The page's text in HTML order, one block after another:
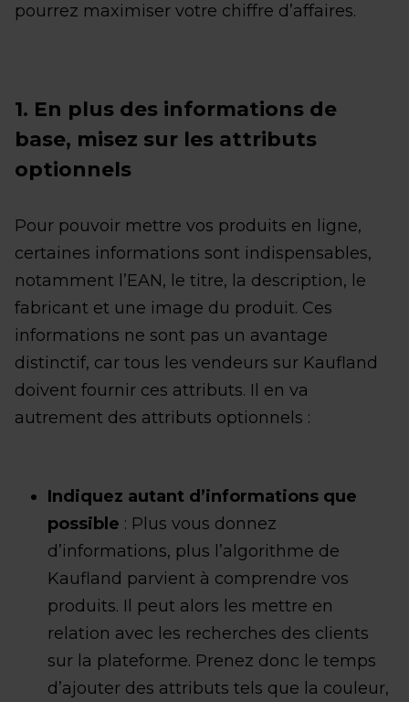
pourrez maximiser votre chiffre d’affaires.
1. En plus des informations de
base, misez sur les attributs
optionnels
Pour pouvoir mettre vos produits en ligne,
certaines informations sont indispensables,
notamment l’EAN, le titre, la description, le
fabricant et une image du produit. Ces
informations ne sont pas un avantage
distinctif, car tous les vendeurs sur Kaufland
doivent fournir ces attributs. Il en va
autrement des attributs optionnels :
Indiquez autant d’informations que
possible : Plus vous donnez
d’informations, plus l’algorithme de
Kaufland parvient à comprendre vos
produits. Il peut alors les mettre en
relation avec les recherches des clients
sur la plateforme. Prenez donc le temps
d’ajouter des attributs tels que la couleur,